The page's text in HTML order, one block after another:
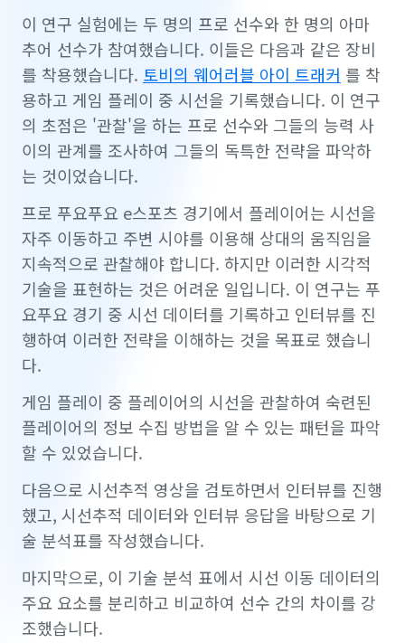
이 연구 실험에는 두 명의 프로 선수와 한 명의 아마
추어 선수가 참여했습니다. 이들은 다음과 같은 장비
를 착용했습니다. 토비의 웨어러블 아이 트래커 를 착
용하고 게임 플레이 중 시선을 기록했습니다. 이 연구
의 초점은 '관찰'을 하는 프로 선수와 그들의 능력 사
이의 관계를 조사하여 그들의 독특한 전략을 파악하
는 것이었습니다.
프로 푸요푸요 e스포츠 경기에서 플레이어는 시선을
자주 이동하고 주변 시야를 이용해 상대의 움직임을
지속적으로 관찰해야 합니다. 하지만 이러한 시각적
기술을 표현하는 것은 어려운 일입니다. 이 연구는 푸
요푸요 경기 중 시선 데이터를 기록하고 인터뷰를 진
행하여 이러한 전략을 이해하는 것을 목표로 했습니
다.
게임 플레이 중 플레이어의 시선을 관찰하여 숙련된
플레이어의 정보 수집 방법을 알 수 있는 패턴을 파악
할 수 있었습니다.
다음으로 시선추적 영상을 검토하면서 인터뷰를 진행
했고, 시선추적 데이터와 인터뷰 응답을 바탕으로 기
술 분석표를 작성했습니다.
마지막으로, 이 기술 분석 표에서 시선 이동 데이터의
주요 요소를 분리하고 비교하여 선수 간의 차이를 강
조했습니다.